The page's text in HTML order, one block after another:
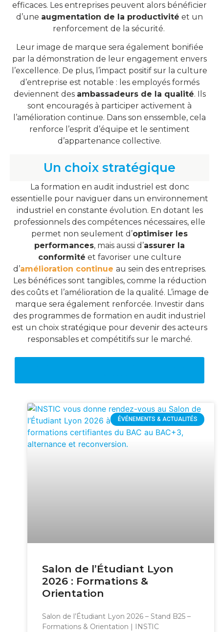
efficaces. Les entreprises peuvent alors bénéficier
d’une augmentation de la productivité et un
renforcement de la sécurité.
Leur image de marque sera également bonifiée
par la démonstration de leur engagement envers
l’excellence. De plus, l’impact positif sur la culture
d’entreprise est notable : les employés formés
deviennent des ambassadeurs de la qualité. Ils
sont encouragés à participer activement à
l’amélioration continue. Dans son enssemble, cela
renforce l’esprit d’équipe et le sentiment
d’appartenance collective.
Un choix stratégique
La formation en audit industriel est donc
essentielle pour naviguer dans un environnement
industriel en constante évolution. En dotant les
professionnels des compétences nécessaires, elle
permet non seulement d’optimiser les
performances, mais aussi d’assurer la
conformité et favoriser une culture
d’amélioration continue au sein des entreprises.
Les bénéfices sont tangibles, comme la réduction
des coûts et l’amélioration de la qualité. L’image de
marque sera également renforcée. Investir dans
des programmes de formation en audit industriel
est un choix stratégique pour devenir des acteurs
responsables et compétitifs sur le marché.
ÉVÉNEMENTS & ACTUALITÉS
Salon de l’Étudiant Lyon
2026 : Formations &
Orientation
Salon de l’Étudiant Lyon 2026 – Stand B25 –
Formations & Orientation | INSTIC